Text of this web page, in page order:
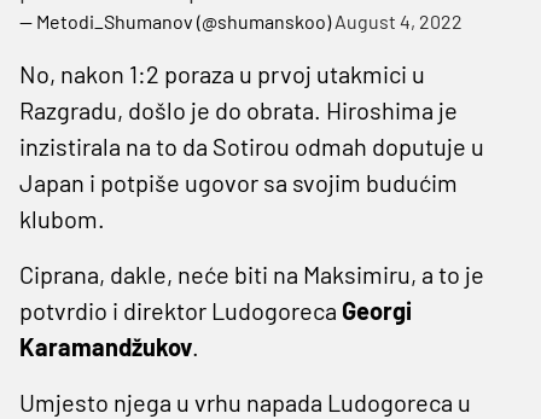
— Metodi_Shumanov (@shumanskoo)August 4, 2022
No, nakon 1:2 poraza u prvoj utakmici u
Razgradu, došlo je do obrata. Hiroshima je
inzistirala na to da Sotirou odmah doputuje u
Japan i potpiše ugovor sa svojim budućim
klubom.
Ciprana, dakle, neće biti na Maksimiru, a to je
potvrdio i direktor Ludogoreca Georgi
Karamandžukov.
Umjesto njega u vrhu napada Ludogoreca u